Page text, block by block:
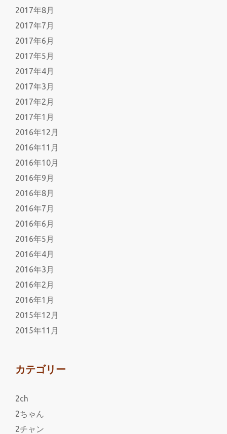
2017年8月
2017年7月
2017年6月
2017年5月
2017年4月
2017年3月
2017年2月
2017年1月
2016年12月
2016年11月
2016年10月
2016年9月
2016年8月
2016年7月
2016年6月
2016年5月
2016年4月
2016年3月
2016年2月
2016年1月
2015年12月
2015年11月
カテゴリー
2ch
2ちゃん
2チャン